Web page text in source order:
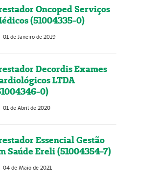
Oncoped Serviços
(51004335-0)
01 de Janeiro de 2019
Decordis Exames
LTDA
0)
01 de Abril de 2020
Essencial Gestão
Saúde Ereli (51004354-7)
04 de Maio de 2021